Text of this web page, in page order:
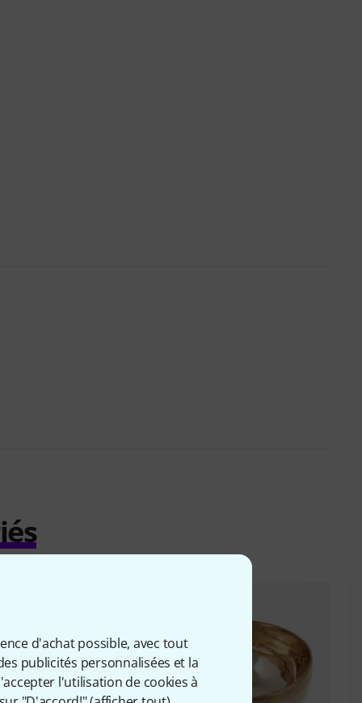
d'achat possible, avec tout
publicités personnalisées et la
l'utilisation de cookies à